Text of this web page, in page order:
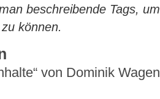
beschreibende Tags,
können.
von Dominik